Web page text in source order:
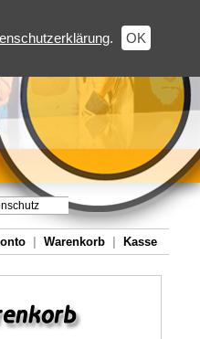
. OK
Warenkorb Kasse